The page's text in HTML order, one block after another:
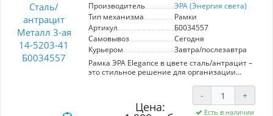
Производитель
ЭРА (Энергия света)
Тип механизма
Рамки
Артикул
Б0034557
Самовывоз
Сегодня
Курьером
Завтра/послезавтра
Рамка ЭРА Elegance в цвете сталь/антрацит –
это стильное решение для организации
Б0034557 представляет собой трехместную
рамку, выполненную из прочного металла, что
обеспечивает долговечность и устойчивость к
Цена:
- +
Есть в наличии